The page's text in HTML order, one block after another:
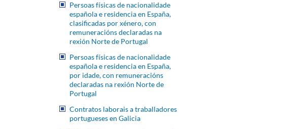
Persoas físicas de nacionalidade
española e residencia en España,
clasificadas por xénero, con
remuneracións declaradas na
rexión Norte de Portugal
Persoas físicas de nacionalidade
española e residencia en España,
por idade, con remuneracións
declaradas na rexión Norte de
Portugal
Contratos laborais a traballadores
portugueses en Galicia